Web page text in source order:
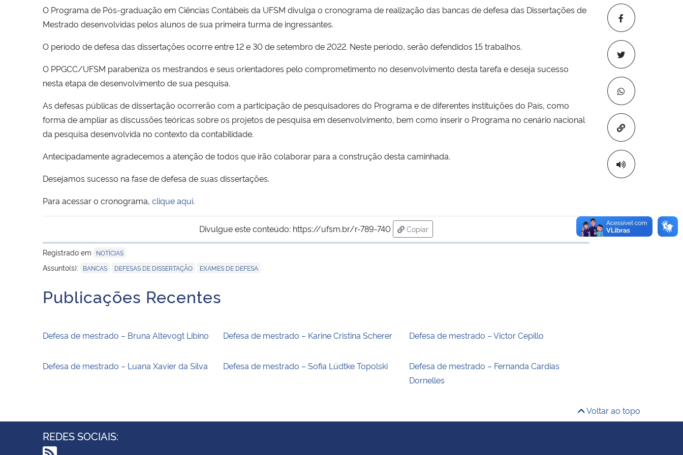
Copiar para
O Programa de Pós-graduação em Ciências Contábeis da UFSM divulga o cronograma de realização das bancas de defesa das Dissertações de
Mestrado desenvolvidas pelos alunos de sua primeira turma de ingressantes.
O período de defesa das dissertações ocorre entre 12 e 30 de setembro de 2022. Neste período, serão defendidos 15 trabalhos.
O PPGCC/UFSM parabeniza os mestrandos e seus orientadores pelo comprometimento no desenvolvimento desta tarefa e deseja sucesso
nesta etapa de desenvolvimento de sua pesquisa.
As defesas públicas de dissertação ocorrerão com a participação de pesquisadores do Programa e de diferentes instituições do País, como
forma de ampliar as discussões teóricas sobre os projetos de pesquisa em desenvolvimento, bem como inserir o Programa no cenário nacional
da pesquisa desenvolvida no contexto da contabilidade.
Antecipadamente agradecemos a atenção de todos que irão colaborar para a construção desta caminhada.
Desejamos sucesso na fase de defesa de suas dissertações.
Para acessar o cronograma, clique aqui.
Divulgue este conteúdo: https://ufsm.br/r-789-740
Copiar
para área de transferência
Registrado em
NOTÍCIAS
Assunto(s): BANCAS DEFESAS DE DISSERTAÇÃO EXAMES DE DEFESA
Publicações Recentes
Defesa de mestrado – Bruna Altevogt Libino Defesa de mestrado – Karine Cristina Scherer Defesa de mestrado – Victor Cepillo
Defesa de mestrado – Luana Xavier da Silva Defesa de mestrado – Sofia Lüdtke Topolski
Defesa de mestrado – Fernanda Cardias
Dornelles
Voltar ao topo
REDES SOCIAIS: